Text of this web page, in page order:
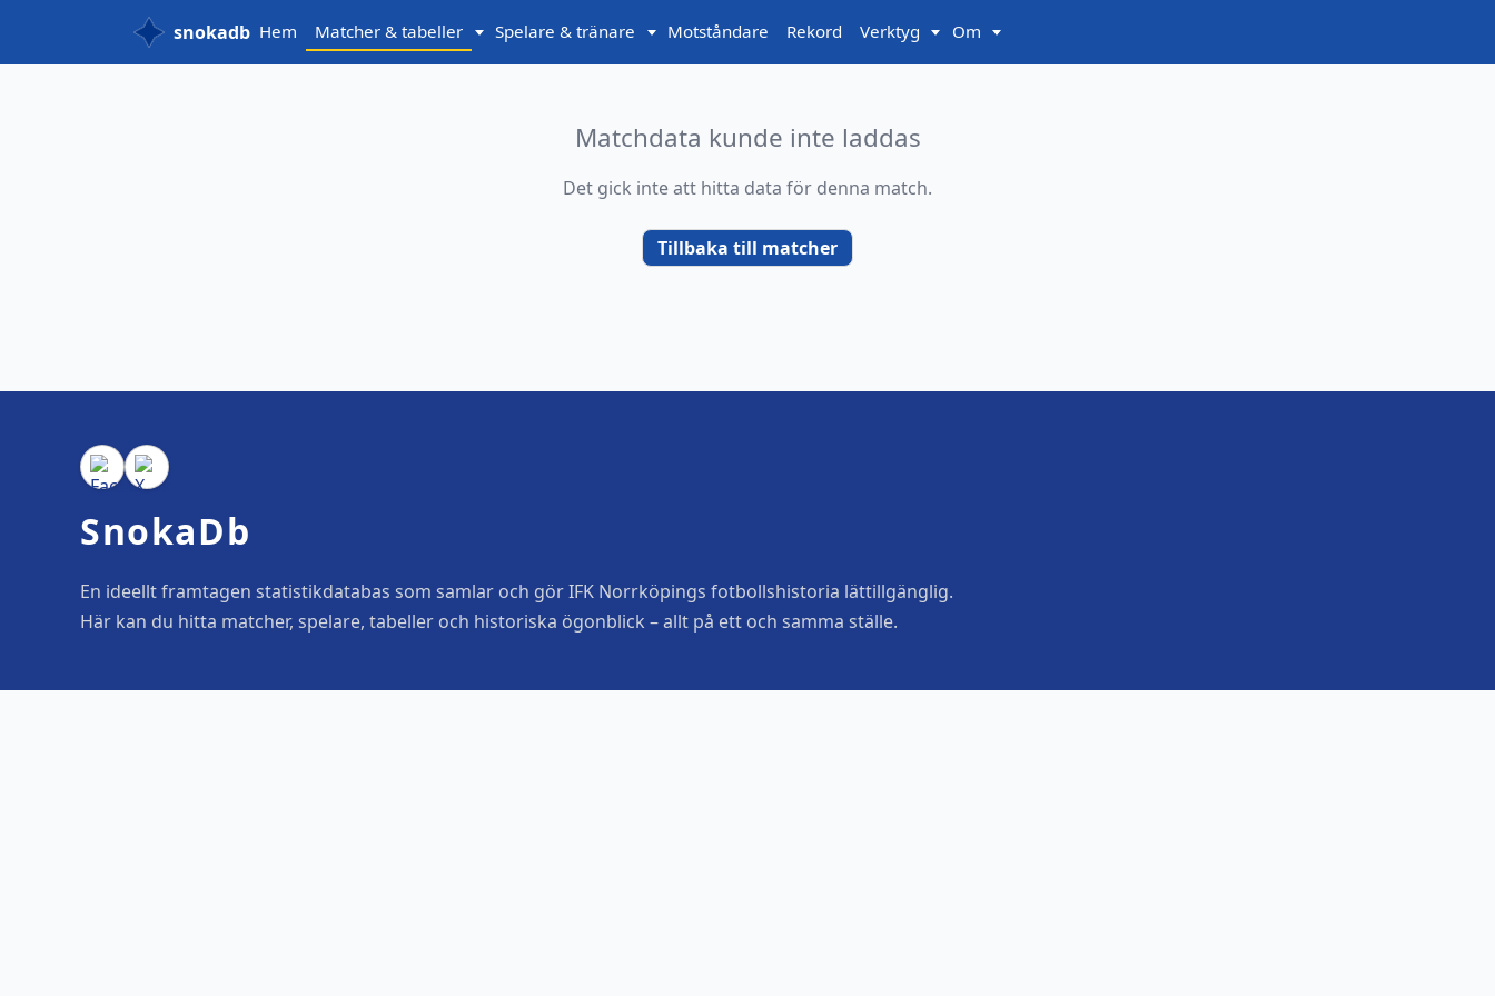
snokadb Hem Matcher & tabeller Spelare & tränare Motståndare Rekord Verktyg Om
Matchdata kunde inte laddas
Det gick inte att hitta data för denna match.
Tillbaka till matcher
SnokaDb
En ideellt framtagen statistikdatabas som samlar och gör IFK Norrköpings fotbollshistoria lättillgänglig.
Här kan du hitta matcher, spelare, tabeller och historiska ögonblick – allt på ett och samma ställe.